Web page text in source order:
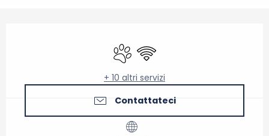
Animali ammessi
Wi-Fi
+ 10 altri servizi
Contattateci